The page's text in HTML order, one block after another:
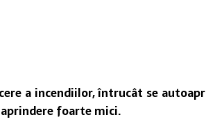
a incendiilor, întrucât se
foarte mici.